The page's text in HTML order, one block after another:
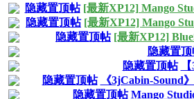
隐藏置顶帖 [最新XP12] Mango
隐藏置顶帖 [最新XP12] Mango
隐藏置顶帖 [最新XP12]
隐藏置顶
隐藏置顶帖
隐藏置顶帖
《3jCabin-Sound
隐藏置顶帖 Mango